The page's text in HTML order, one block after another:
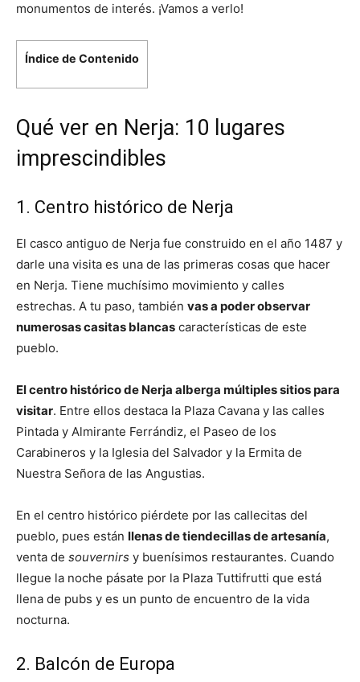
monumentos de interés. ¡Vamos a verlo!
Índice de Contenido
Qué ver en Nerja: 10 lugares
imprescindibles
1. Centro histórico de Nerja
El casco antiguo de Nerja fue construido en el año 1487 y
darle una visita es una de las primeras cosas que hacer
en Nerja. Tiene muchísimo movimiento y calles
estrechas. A tu paso, también vas a poder observar
numerosas casitas blancas características de este
pueblo.
El centro histórico de Nerja alberga múltiples sitios para
visitar. Entre ellos destaca la Plaza Cavana y las calles
Pintada y Almirante Ferrándiz, el Paseo de los
Carabineros y la Iglesia del Salvador y la Ermita de
Nuestra Señora de las Angustias.
En el centro histórico piérdete por las callecitas del
pueblo, pues están llenas de tiendecillas de artesanía,
venta de souvernirs y buenísimos restaurantes. Cuando
llegue la noche pásate por la Plaza Tuttifrutti que está
llena de pubs y es un punto de encuentro de la vida
nocturna.
2. Balcón de Europa